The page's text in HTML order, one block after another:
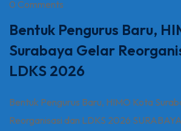
0 Comments
Bentuk Pengurus Baru,
Surabaya Gelar
LDKS 2026
Bentuk Pengurus Baru, HIMO Kota
Reorganisasi dan LDKS 2026